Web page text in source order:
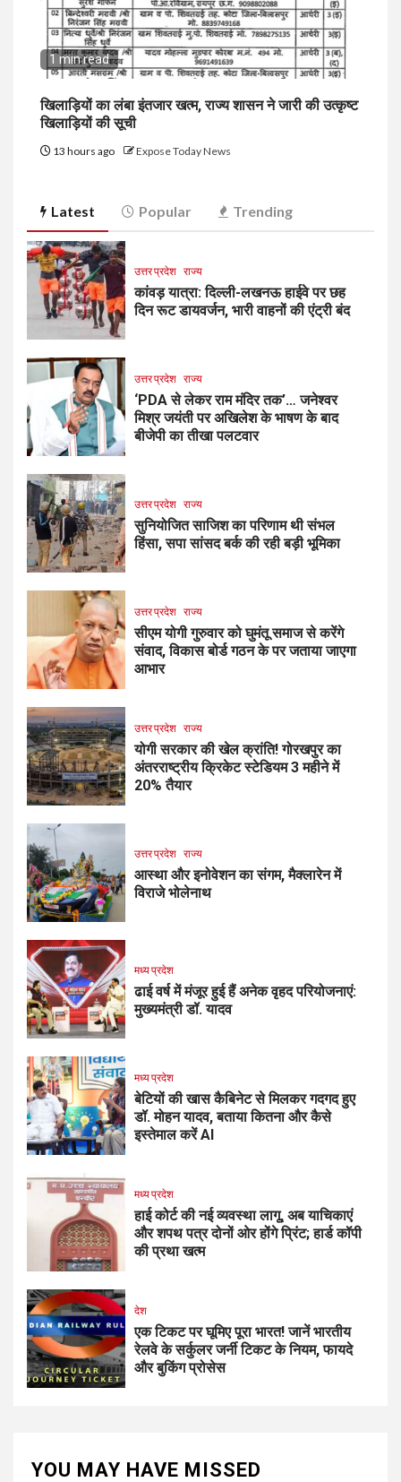
1 min read
खिलाड़ियों का लंबा इंतजार खत्म, राज्य शासन ने जारी की उत्कृष्ट
खिलाड़ियों की सूची
13 hours ago Expose Today News
Latest Popular Trending
उत्तर प्रदेश राज्य
कांवड़ यात्रा: दिल्ली-लखनऊ हाईवे पर छह
दिन रूट डायवर्जन, भारी वाहनों की एंट्री बंद
उत्तर प्रदेश राज्य
‘PDA से लेकर राम मंदिर तक’… जनेश्वर
मिश्र जयंती पर अखिलेश के भाषण के बाद
बीजेपी का तीखा पलटवार
उत्तर प्रदेश राज्य
सुनियोजित साजिश का परिणाम थी संभल
हिंसा, सपा सांसद बर्क की रही बड़ी भूमिका
उत्तर प्रदेश राज्य
सीएम योगी गुरुवार को घुमंतू समाज से करेंगे
संवाद, विकास बोर्ड गठन के पर जताया जाएगा
आभार
उत्तर प्रदेश राज्य
योगी सरकार की खेल क्रांति! गोरखपुर का
अंतरराष्ट्रीय क्रिकेट स्टेडियम 3 महीने में
20% तैयार
उत्तर प्रदेश राज्य
आस्था और इनोवेशन का संगम, मैक्लारेन में
विराजे भोलेनाथ
मध्य प्रदेश
ढाई वर्ष में मंजूर हुई हैं अनेक वृहद परियोजनाएं:
मुख्यमंत्री डॉ. यादव
मध्य प्रदेश
बेटियों की खास कैबिनेट से मिलकर गदगद हुए
डॉ. मोहन यादव, बताया कितना और कैसे
इस्तेमाल करें AI
मध्य प्रदेश
हाई कोर्ट की नई व्यवस्था लागू, अब याचिकाएं
और शपथ पत्र दोनों ओर होंगे प्रिंट; हार्ड कॉपी
की प्रथा खत्म
देश
एक टिकट पर घूमिए पूरा भारत! जानें भारतीय
रेलवे के सर्कुलर जर्नी टिकट के नियम, फायदे
और बुकिंग प्रोसेस
YOU MAY HAVE MISSED